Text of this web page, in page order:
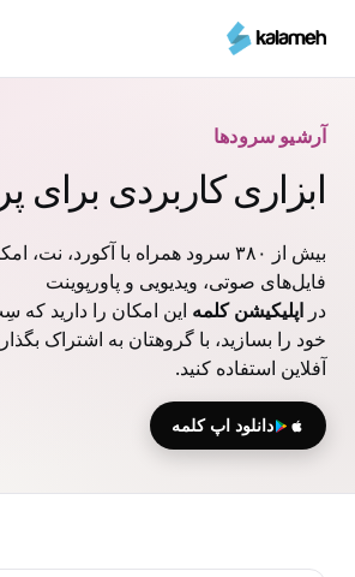
محتوای
آرشیو سرودها
ابزاری کاربردی
بیش از ۳۸۰ سرود همراه با آکورد، نت،
فایل‌های صوتی، ویدیویی و پاورپوینت
در اپلیکیشن کلمه این امکان را دارید
خود را بسازید، با گروهتان به اشتراک
آفلاین استفاده کنید.
دانلود اپ کلمه